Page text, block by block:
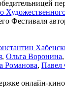
Фестиваля
, Ольга Воронина,
Романова, Павел
онлайн-